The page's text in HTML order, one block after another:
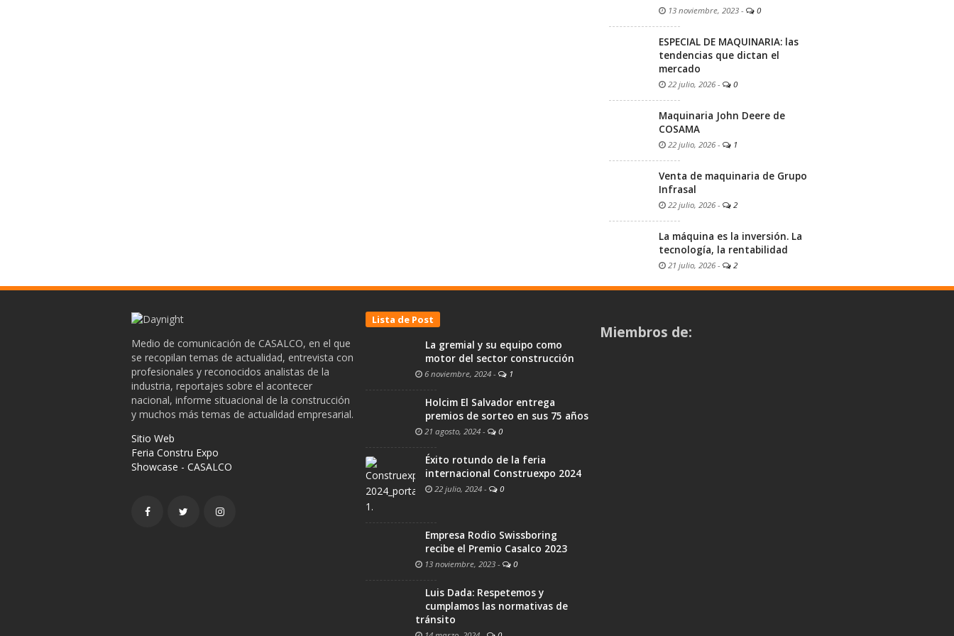
13 noviembre, 2023 - 0
ESPECIAL DE MAQUINARIA: las
tendencias que dictan el
mercado
22 julio, 2026 - 0
Maquinaria John Deere de
COSAMA
22 julio, 2026 - 1
Venta de maquinaria de Grupo
Infrasal
22 julio, 2026 - 2
La máquina es la inversión. La
tecnología, la rentabilidad
21 julio, 2026 - 2
Medio de comunicación de CASALCO, en el que
se recopilan temas de actualidad, entrevista con
profesionales y reconocidos analistas de la
industria, reportajes sobre el acontecer
nacional, informe situacional de la construcción
y muchos más temas de actualidad empresarial.
Sitio Web
Feria Constru Expo
Showcase - CASALCO
Lista de Post
La gremial y su equipo como
motor del sector construcción
6 noviembre, 2024 - 1
Holcim El Salvador entrega
premios de sorteo en sus 75 años
21 agosto, 2024 - 0
Éxito rotundo de la feria
internacional Construexpo 2024
22 julio, 2024 - 0
Empresa Rodio Swissboring
recibe el Premio Casalco 2023
13 noviembre, 2023 - 0
Luis Dada: Respetemos y
cumplamos las normativas de
tránsito
Miembros de: